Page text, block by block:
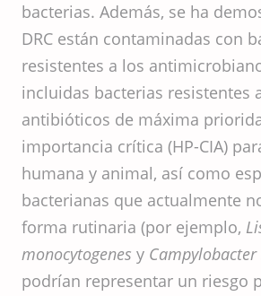
bacterias. Además, se ha
DRC están contaminadas con
resistentes a los
incluidas bacterias resistentes
antibióticos de máxima
importancia crítica (HP-CIA)
humana y animal, así como
bacterianas que actualmente
forma rutinaria (por ejemplo,
monocytogenes y Campylobacter
podrían representar un riesgo